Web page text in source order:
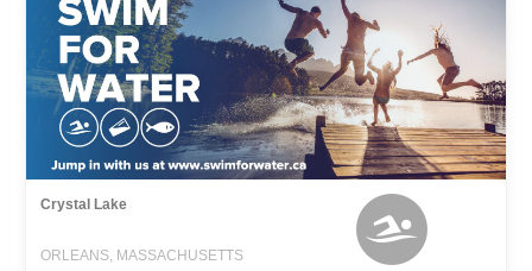
Crystal Lake
ORLEANS, MASSACHUSETTS